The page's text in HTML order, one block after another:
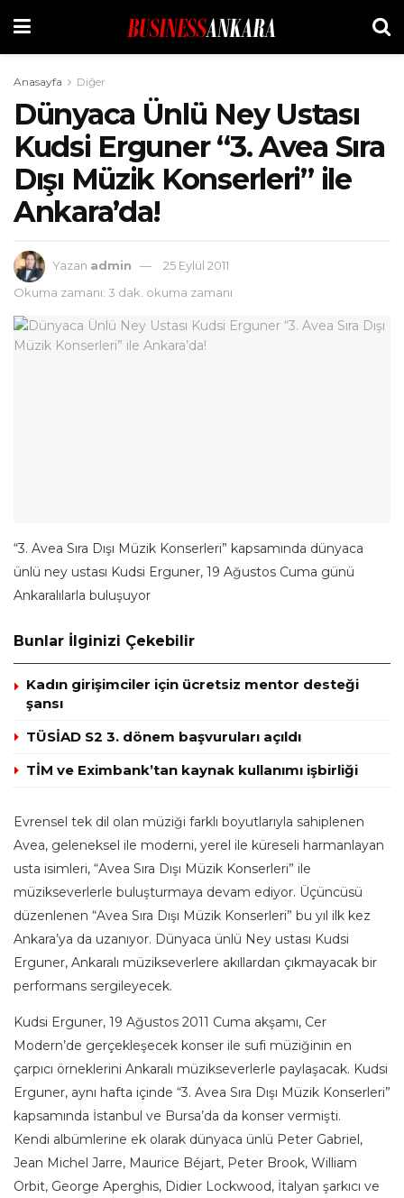
Anasayfa Diğer
Dünyaca Ünlü Ney Ustası
Kudsi Erguner “3. Avea Sıra
Dışı Müzik Konserleri” ile
Ankara’da!
Yazan admin
25 Eylül 2011
Okuma zamanı: 3 dak. okuma zamanı
“3. Avea Sıra Dışı Müzik Konserleri” kapsamında dünyaca
ünlü ney ustası Kudsi Erguner, 19 Ağustos Cuma günü
Ankaralılarla buluşuyor
Bunlar İlginizi Çekebilir
Kadın girişimciler için ücretsiz mentor desteği
şansı
TÜSİAD S2 3. dönem başvuruları açıldı
TİM ve Eximbank’tan kaynak kullanımı işbirliği
Evrensel tek dil olan müziği farklı boyutlarıyla sahiplenen
Avea, geleneksel ile moderni, yerel ile küreseli harmanlayan
usta isimleri, “Avea Sıra Dışı Müzik Konserleri” ile
müzikseverlerle buluşturmaya devam ediyor. Üçüncüsü
düzenlenen “Avea Sıra Dışı Müzik Konserleri” bu yıl ilk kez
Ankara’ya da uzanıyor. Dünyaca ünlü Ney ustası Kudsi
Erguner, Ankaralı müzikseverlere akıllardan çıkmayacak bir
performans sergileyecek.
Kudsi Erguner, 19 Ağustos 2011 Cuma akşamı, Cer
Modern’de gerçekleşecek konser ile sufi müziğinin en
çarpıcı örneklerini Ankaralı müzikseverlerle paylaşacak. Kudsi
Erguner, aynı hafta içinde “3. Avea Sıra Dışı Müzik Konserleri”
kapsamında İstanbul ve Bursa’da da konser vermişti.
Kendi albümlerine ek olarak dünyaca ünlü Peter Gabriel,
Jean Michel Jarre, Maurice Béjart, Peter Brook, William
Orbit, George Aperghis, Didier Lockwood, İtalyan şarkıcı ve